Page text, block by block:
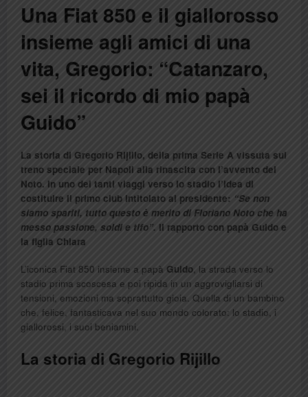
Una Fiat 850 e il giallorosso
insieme agli amici di una
vita, Gregorio: “Catanzaro,
sei il ricordo di mio papà
Guido”
La storia di Gregorio Rijillo, della prima Serie A vissuta sul
treno speciale per Napoli alla rinascita con l’avvento dei
Noto. In uno dei tanti viaggi verso lo stadio l’idea di
costituire il primo club intitolato al presidente: “Se non
siamo spariti, tutto questo è merito di Floriano Noto che ha
messo passione, soldi e tifo”. Il rapporto con papà Guido e
la figlia Chiara
L’iconica Fiat 850 insieme a papà Guido, la strada verso lo
stadio prima scoscesa e poi ripida in un aggrovigliarsi di
tensioni, emozioni ma soprattutto gioia. Quella di un bambino
che, felice, fantasticava nel suo mondo colorato: lo stadio, i
giallorossi, i suoi beniamini.
La storia di Gregorio Rijillo